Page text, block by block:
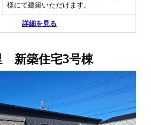
様にて建築いただけます。
詳細を見る
新築住宅3号棟